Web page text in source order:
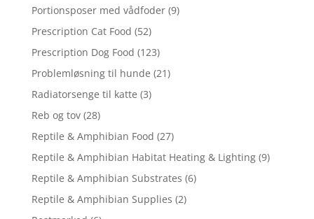
Portionsposer med vådfoder (9)
Prescription Cat Food (52)
Prescription Dog Food (123)
Problemløsning til hunde (21)
Radiatorsenge til katte (3)
Reb og tov (28)
Reptile & Amphibian Food (27)
Reptile & Amphibian Habitat Heating & Lighting (9)
Reptile & Amphibian Substrates (6)
Reptile & Amphibian Supplies (2)